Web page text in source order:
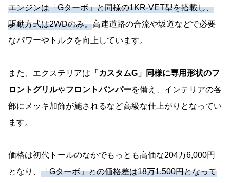
エンジンは「Gターボ」と同様の1KR-VET型を搭載し、
駆動方式は2WDのみ。高速道路の合流や坂道などで必要
なパワーやトルクを向上しています。
また、エクステリアは 「カスタムG」同様に専用形状のフ
ロントグリルやフロントバンパーを備え、インテリアの各
部にメッキ加飾が施されるなど高級な仕上がりとなってい
ます。
価格は初代トールのなかでもっとも高価な204万6,000円
となり、 「Gターボ」との価格差は18万1,500円となって